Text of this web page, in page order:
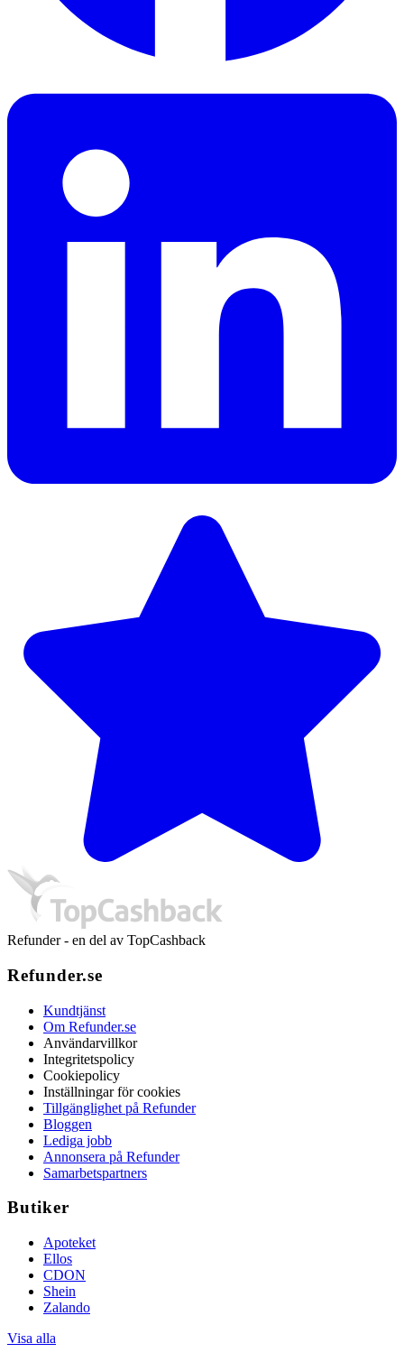
Refunder - en del av TopCashback
Refunder.se
Kundtjänst
Om Refunder.se
Användarvillkor
Integritetspolicy
Cookiepolicy
Inställningar för cookies
Tillgänglighet på Refunder
Bloggen
Lediga jobb
Annonsera på Refunder
Samarbetspartners
Butiker
Apoteket
Ellos
CDON
Shein
Zalando
Visa alla